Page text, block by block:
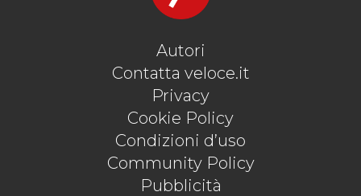
#SM
#URRACO
Autori
Contatta veloce.it
Privacy
Cookie Policy
Condizioni d’uso
Community Policy
Pubblicità